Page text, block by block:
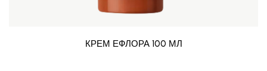
КРЕМ ЕФЛОРА 100 МЛ